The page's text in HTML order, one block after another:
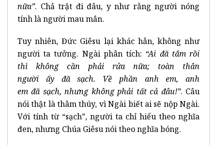
nữa”. Chả trật đi đâu, y như rằng người nóng
tính là người mau mắn.
Tuy nhiên, Đức Giêsu lại khác hẳn, không như
người ta tưởng. Ngài phân tích: “Ai đã tắm rồi
thì không cần phải rửa nữa; toàn thân
người ấy đã sạch. Về phần anh em, anh
em đã sạch, nhưng không phải tất cả đâu!”. Câu
nói thật là thâm thúy, vì Ngài biết ai sẽ nộp Ngài.
Với tính từ “sạch”, người ta chỉ hiểu theo nghĩa
đen, nhưng Chúa Giêsu nói theo nghĩa bóng.